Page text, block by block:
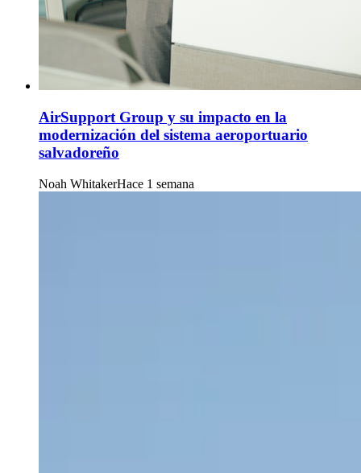
AirSupport Group y su impacto en la
modernización del sistema aeroportuario
salvadoreño
Noah WhitakerHace 1 semana